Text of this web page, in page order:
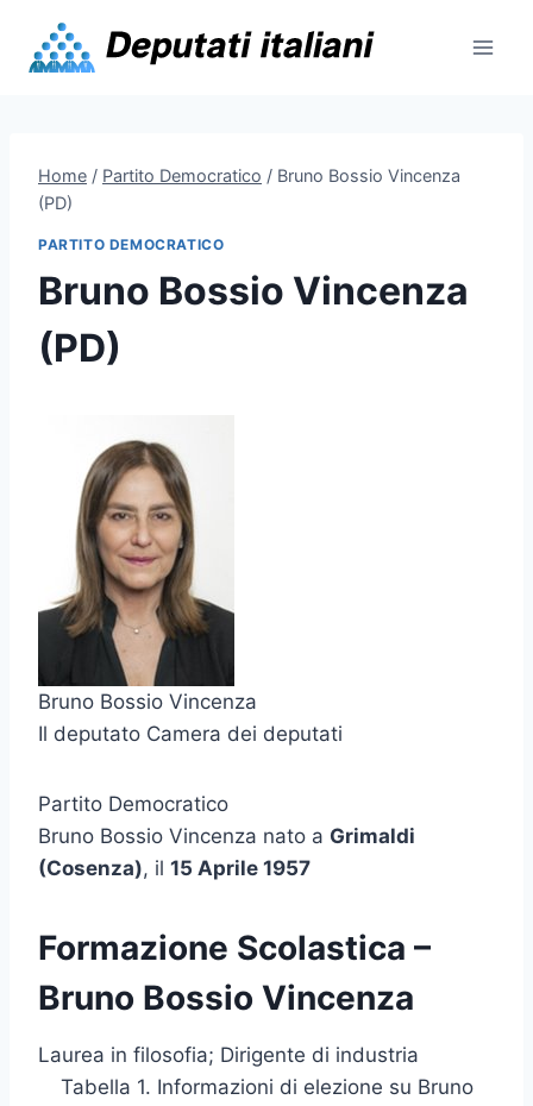
content
Home / Partito Democratico / Bruno Bossio Vincenza
(PD)
PARTITO DEMOCRATICO
Bruno Bossio Vincenza
(PD)
Bruno Bossio Vincenza
Il deputato Camera dei deputati
Partito Democratico
Bruno Bossio Vincenza nato a Grimaldi
(Cosenza), il 15 Aprile 1957
Formazione Scolastica –
Bruno Bossio Vincenza
Laurea in filosofia; Dirigente di industria
Tabella 1. Informazioni di elezione su Bruno